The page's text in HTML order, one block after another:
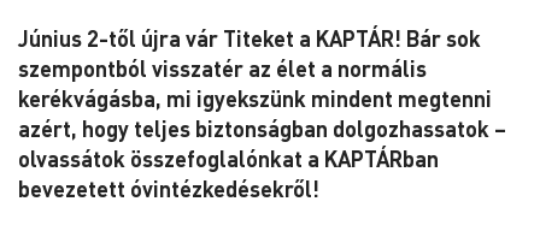
Június 2-től újra vár Titeket a KAPTÁR! Bár sok
szempontból visszatér az élet a normális
kerékvágásba, mi igyekszünk mindent megtenni
azért, hogy teljes biztonságban dolgozhassatok –
olvassátok összefoglalónkat a KAPTÁRban
bevezetett óvintézkedésekről!